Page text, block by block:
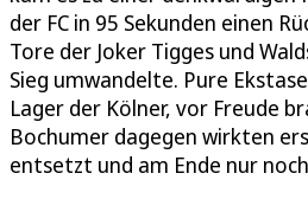
der FC in 95 Sekunden einen
Tore der Joker Tigges und
Sieg umwandelte. Pure
Lager der Kölner, vor Freude
Bochumer dagegen wirkten
entsetzt und am Ende nur